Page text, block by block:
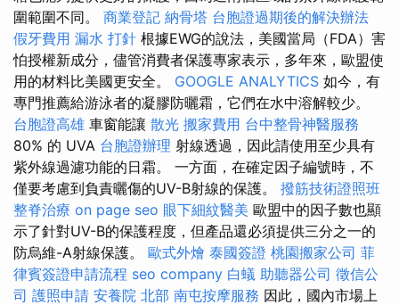
圍範圍不同。 商業登記 納骨塔 台胞證過期後的解決辦法
假牙費用 漏水 打針 根據EWG的說法，美國當局（FDA）害
怕授權新成分，儘管消費者保護專家表示，多年來，歐盟使
用的材料比美國更安全。 GOOGLE ANALYTICS 如今，有
專門推薦給游泳者的凝膠防曬霜，它們在水中溶解較少。
台胞證高雄 車窗能讓 散光 搬家費用 台中整骨神醫服務
80% 的 UVA 台胞證辦理 射線透過，因此請使用至少具有
紫外線過濾功能的日霜。 一方面，在確定因子編號時，不
僅要考慮到負責曬傷的UV-B射線的保護。 撥筋技術證照班
整脊治療 on page seo 眼下細紋醫美 歐盟中的因子數也顯
示了針對UV-B的保護程度，但產品還必須提供三分之一的
防烏維-A射線保護。 歐式外燴 泰國簽證 桃園搬家公司 菲
律賓簽證申請流程 seo company 白蟻 助聽器公司 徵信公
司 護照申請 安養院 北部 南屯按摩服務 因此，國內市場上